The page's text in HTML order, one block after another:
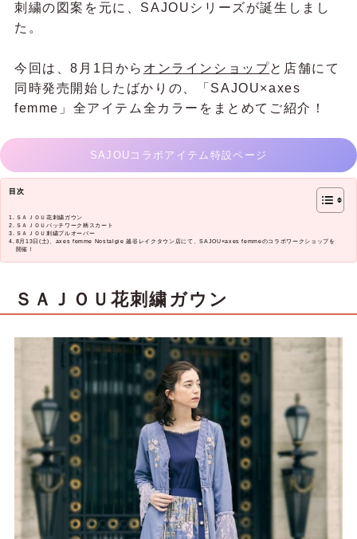
刺繍の図案を元に、SAJOUシリーズが誕生しまし
た。
今回は、8月1日から オンラインショップと店舗にて
同時発売開始したばかりの、「SAJOU×axes
femme」全アイテム全カラーをまとめてご紹介！
SAJOUコラボアイテム特設ページ
目次
ＳＡＪＯＵ花刺繍ガウン
ＳＡＪＯＵパッチワーク柄スカート
ＳＡＪＯＵ刺繍プルオーバー
8月13日(土)、axes femme Nostalgie 越谷レイクタウン店にて、SAJOU×axes femmeのコラボワークショップを
開催！
ＳＡＪＯＵ花刺繍ガウン